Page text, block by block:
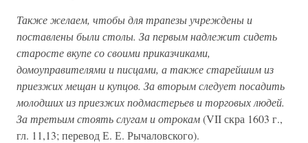
Также желаем, чтобы для трапезы учреждены и
поставлены были столы. За первым надлежит сидеть
старосте вкупе со своими приказчиками,
домоуправителями и писцами, а также старейшим из
приезжих мещан и купцов. За вторым следует посадить
молодших из приезжих подмастерьев и торговых людей.
За третьим стоять слугам и отрокам(VII скра 1603 г.,
гл. 11,13; перевод Е. Е. Рычаловского).